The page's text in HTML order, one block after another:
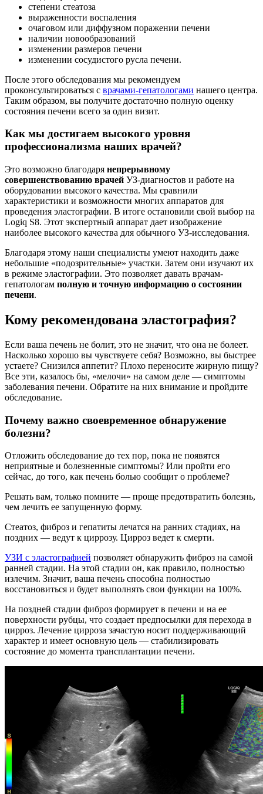
степени стеатоза
выраженности воспаления
очаговом или диффузном поражении печени
наличии новообразований
изменении размеров печени
изменении сосудистого русла печени.
После этого обследования мы рекомендуем
проконсультироваться с врачами-гепатологами нашего центра.
Таким образом, вы получите достаточно полную оценку
состояния печени всего за один визит.
Как мы достигаем высокого уровня
профессионализма наших врачей?
Это возможно благодаря непрерывному
совершенствованию врачей УЗ-диагностов и работе на
оборудовании высокого качества. Мы сравнили
характеристики и возможности многих аппаратов для
проведения эластографии. В итоге остановили свой выбор на
Logiq S8. Этот экспертный аппарат дает изображение
наиболее высокого качества для обычного УЗ-исследования.
Благодаря этому наши специалисты умеют находить даже
небольшие «подозрительные» участки. Затем они изучают их
в режиме эластографии. Это позволяет давать врачам-
гепатологам полную и точную информацию о состоянии
печени.
Кому рекомендована эластография?
Если ваша печень не болит, это не значит, что она не болеет.
Насколько хорошо вы чувствуете себя? Возможно, вы быстрее
устаете? Снизился аппетит? Плохо переносите жирную пищу?
Все эти, казалось бы, «мелочи» на самом деле — симптомы
заболевания печени. Обратите на них внимание и пройдите
обследование.
Почему важно своевременное обнаружение
болезни?
Отложить обследование до тех пор, пока не появятся
неприятные и болезненные симптомы? Или пройти его
сейчас, до того, как печень болью сообщит о проблеме?
Решать вам, только помните — проще предотвратить болезнь,
чем лечить ее запущенную форму.
Стеатоз, фиброз и гепатиты лечатся на ранних стадиях, на
поздних — ведут к циррозу. Цирроз ведет к смерти.
УЗИ с эластографией позволяет обнаружить фиброз на самой
ранней стадии. На этой стадии он, как правило, полностью
излечим. Значит, ваша печень способна полностью
восстановиться и будет выполнять свои функции на 100%.
На поздней стадии фиброз формирует в печени и на ее
поверхности рубцы, что создает предпосылки для перехода в
цирроз. Лечение цирроза зачастую носит поддерживающий
характер и имеет основную цель — стабилизировать
состояние до момента трансплантации печени.